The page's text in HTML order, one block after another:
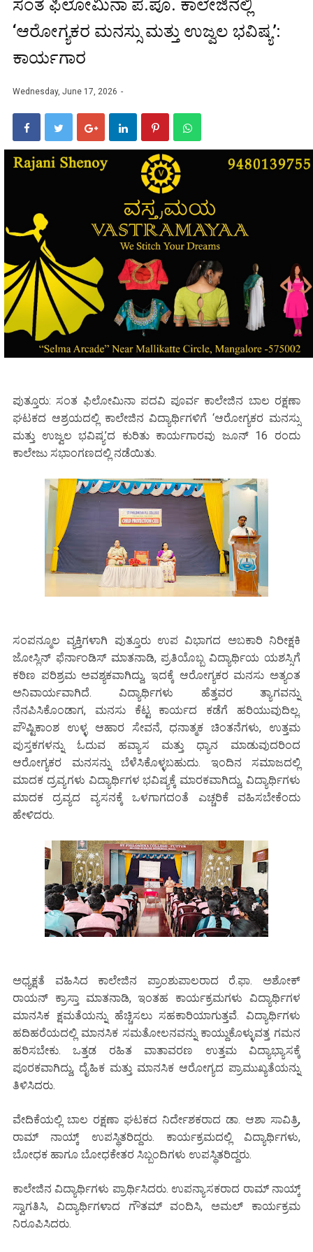
ಸಂತ ಫಿಲೋಮಿನಾ ಪ.ಪೂ. ಕಾಲೇಜಿನಲ್ಲಿ
‘ಆರೋಗ್ಯಕರ ಮನಸ್ಸು ಮತ್ತು ಉಜ್ವಲ ಭವಿಷ್ಯ’:
ಕಾರ್ಯಗಾರ
Wednesday, June 17, 2026
ಪುತ್ತೂರು: ಸಂತ ಫಿಲೋಮಿನಾ ಪದವಿ ಪೂರ್ವ ಕಾಲೇಜಿನ ಬಾಲ ರಕ್ಷಣಾ
ಘಟಕದ ಆಶ್ರಯದಲ್ಲಿ ಕಾಲೇಜಿನ ವಿದ್ಯಾರ್ಥಿಗಳಿಗೆ ‘ಆರೋಗ್ಯಕರ ಮನಸ್ಸು
ಮತ್ತು ಉಜ್ವಲ ಭವಿಷ್ಯ’ದ ಕುರಿತು ಕಾರ್ಯಗಾರವು ಜೂನ್ 16 ರಂದು
ಕಾಲೇಜು ಸಭಾಂಗಣದಲ್ಲಿ ನಡೆಯಿತು.
ಸಂಪನ್ಮೂಲ ವ್ಯಕ್ತಿಗಳಾಗಿ ಪುತ್ತೂರು ಉಪ ವಿಭಾಗದ ಅಬಕಾರಿ ನಿರೀಕ್ಷಕಿ
ಜೋಸ್ಲಿನ್ ಫೆರ್ನಾಂಡಿಸ್ ಮಾತನಾಡಿ, ಪ್ರತಿಯೊಬ್ಬ ವಿದ್ಯಾರ್ಥಿಯ ಯಶಸ್ಸಿಗೆ
ಕಠಿಣ ಪರಿಶ್ರಮ ಅವಶ್ಯಕವಾಗಿದ್ದು, ಇದಕ್ಕೆ ಆರೋಗ್ಯಕರ ಮನಸು ಅತ್ಯಂತ
ಅನಿವಾರ್ಯವಾಗಿದೆ. ವಿದ್ಯಾರ್ಥಿಗಳು ಹೆತ್ತವರ ತ್ಯಾಗವನ್ನು
ನೆನಪಿಸಿಕೊಂಡಾಗ, ಮನಸು ಕೆಟ್ಟ ಕಾರ್ಯದ ಕಡೆಗೆ ಹರಿಯುವುದಿಲ್ಲ.
ಪೌಷ್ಟಿಕಾಂಶ ಉಳ್ಳ ಆಹಾರ ಸೇವನೆ, ಧನಾತ್ಮಕ ಚಿಂತನೆಗಳು, ಉತ್ತಮ
ಪುಸ್ತಕಗಳನ್ನು ಓದುವ ಹವ್ಯಾಸ ಮತ್ತು ಧ್ಯಾನ ಮಾಡುವುದರಿಂದ
ಆರೋಗ್ಯಕರ ಮನಸನ್ನು ಬೆಳೆಸಿಕೊಳ್ಳಬಹುದು. ಇಂದಿನ ಸಮಾಜದಲ್ಲಿ
ಮಾದಕ ದ್ರವ್ಯಗಳು ವಿದ್ಯಾರ್ಥಿಗಳ ಭವಿಷ್ಯಕ್ಕೆ ಮಾರಕವಾಗಿದ್ದು, ವಿದ್ಯಾರ್ಥಿಗಳು
ಮಾದಕ ದ್ರವ್ಯದ ವ್ಯಸನಕ್ಕೆ ಒಳಗಾಗದಂತೆ ಎಚ್ಚರಿಕೆ ವಹಿಸಬೇಕೆಂದು
ಹೇಳಿದರು.
ಅಧ್ಯಕ್ಷತೆ ವಹಿಸಿದ ಕಾಲೇಜಿನ ಪ್ರಾಂಶುಪಾಲರಾದ ರೆ.ಫಾ. ಅಶೋಕ್
ರಾಯನ್ ಕ್ರಾಸ್ತಾ ಮಾತನಾಡಿ, ಇಂತಹ ಕಾರ್ಯಕ್ರಮಗಳು ವಿದ್ಯಾರ್ಥಿಗಳ
ಮಾನಸಿಕ ಕ್ಷಮತೆಯನ್ನು ಹೆಚ್ಚಿಸಲು ಸಹಕಾರಿಯಾಗುತ್ತವೆ. ವಿದ್ಯಾರ್ಥಿಗಳು
ಹದಿಹರೆಯದಲ್ಲಿ ಮಾನಸಿಕ ಸಮತೋಲನವನ್ನು ಕಾಯ್ದುಕೊಳ್ಳುವತ್ತ ಗಮನ
ಹರಿಸಬೇಕು. ಒತ್ತಡ ರಹಿತ ವಾತಾವರಣ ಉತ್ತಮ ವಿದ್ಯಾಭ್ಯಾಸಕ್ಕೆ
ಪೂರಕವಾಗಿದ್ದು, ದೈಹಿಕ ಮತ್ತು ಮಾನಸಿಕ ಆರೋಗ್ಯದ ಪ್ರಾಮುಖ್ಯತೆಯನ್ನು
ತಿಳಿಸಿದರು.
ವೇದಿಕೆಯಲ್ಲಿ ಬಾಲ ರಕ್ಷಣಾ ಘಟಕದ ನಿರ್ದೇಶಕರಾದ ಡಾ. ಆಶಾ ಸಾವಿತ್ರಿ,
ರಾಮ್ ನಾಯ್ಕ್ ಉಪಸ್ಥಿತರಿದ್ದರು. ಕಾರ್ಯಕ್ರಮದಲ್ಲಿ ವಿದ್ಯಾರ್ಥಿಗಳು,
ಬೋಧಕ ಹಾಗೂ ಬೋಧಕೇತರ ಸಿಬ್ಬಂದಿಗಳು ಉಪಸ್ಥಿತರಿದ್ದರು.
ಕಾಲೇಜಿನ ವಿದ್ಯಾರ್ಥಿಗಳು ಪ್ರಾರ್ಥಿಸಿದರು. ಉಪನ್ಯಾಸಕರಾದ ರಾಮ್ ನಾಯ್ಕ್
ಸ್ವಾಗತಿಸಿ, ವಿದ್ಯಾರ್ಥಿಗಳಾದ ಗೌತಮ್ ವಂದಿಸಿ, ಅಮಲ್ ಕಾರ್ಯಕ್ರಮ
ನಿರೂಪಿಸಿದರು.